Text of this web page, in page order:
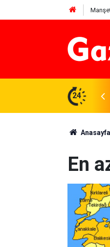
24
Anasayfa
En